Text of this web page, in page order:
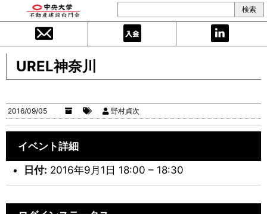
UREL神奈川
2016/09/05 野村貞次
イベント詳細
日付: 2016年9月1日 18:00 – 18:30